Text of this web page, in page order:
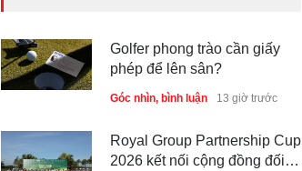
Golfer phong trào cần giấy
phép để lên sân?
Góc nhìn, bình luận 13 giờ trước
Royal Group Partnership Cup
2026 kết nối cộng đồng đối